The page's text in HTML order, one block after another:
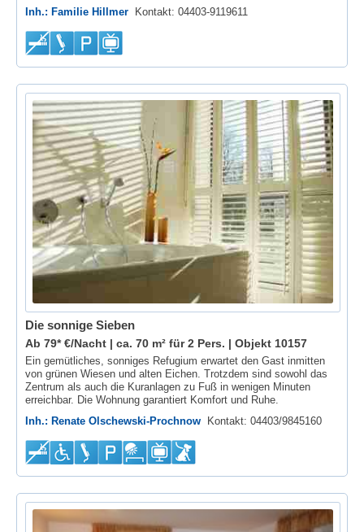
Inh.: Familie Hillmer
Kontakt: 04403-9119611
Die sonnige Sieben
Ab 79* €/Nacht | ca. 70 m² für 2 Pers. | Objekt 10157
Ein gemütliches, sonniges Refugium erwartet den Gast inmitten
von grünen Wiesen und alten Eichen. Trotzdem sind sowohl das
Zentrum als auch die Kuranlagen zu Fuß in wenigen Minuten
erreichbar. Die Wohnung garantiert Komfort und Ruhe.
Inh.: Renate Olschewski-Prochnow
Kontakt: 04403/9845160